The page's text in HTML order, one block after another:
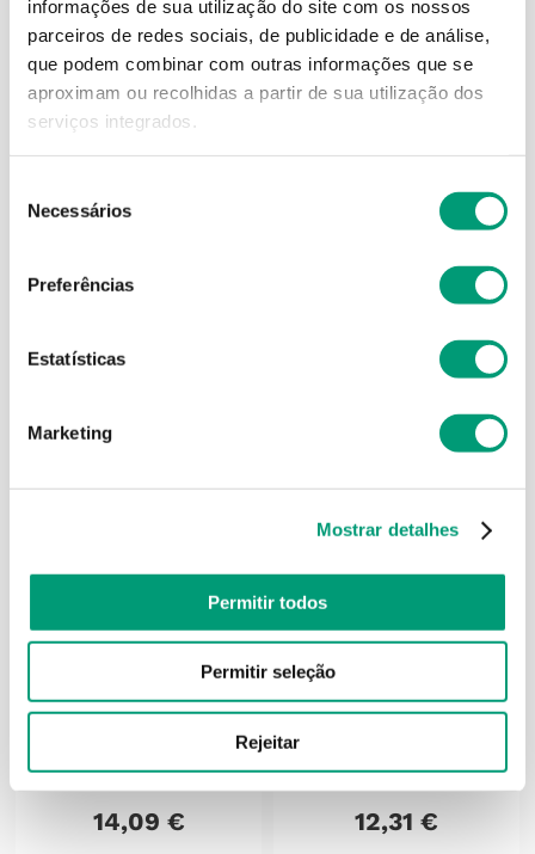
informações de sua utilização do site com os nossos
parceiros de redes sociais, de publicidade e de análise,
que podem combinar com outras informações que se
aproximam ou recolhidas a partir de sua utilização dos
serviços integrados.
Necessários
Preferências
Estatísticas
Marketing
Mostrar detalhes
Permitir todos
Permitir seleção
Rejeitar
TONIMER
Tonimer Amp Água Mar
Hipertónica Aerossol
20,62
ADICIONAR
TONIMER
€
ADICIONAR
TONIMER
Tonimer Baby Spray Nasal
100ml
14,09 €
TONIMER
12,31 €